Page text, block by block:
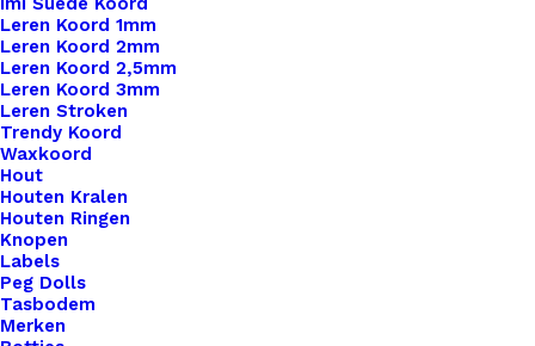
Leren Koord 1mm
Leren Koord 2mm
Leren Koord 2,5mm
Leren Koord 3mm
Leren Stroken
Trendy Koord
Waxkoord
Hout
Houten Kralen
Houten Ringen
Knopen
Labels
Peg Dolls
Tasbodem
Merken
€0,95